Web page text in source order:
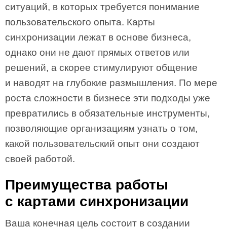
ситуаций, в которых требуется понимание
пользовательского опыта. Карты
синхронизации лежат в основе бизнеса,
однако они не дают прямых ответов или
решений, а скорее стимулируют общение
и наводят на глубокие размышления. По мере
роста сложности в бизнесе эти подходы уже
превратились в обязательные инструменты,
позволяющие организациям узнать о том,
какой пользовательский опыт они создают
своей работой.
Преимущества работы
с картами синхронизации
Ваша конечная цель состоит в создании